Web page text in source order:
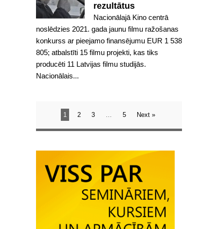
rezultātus
Nacionālajā Kino centrā
noslēdzies 2021. gada jaunu filmu ražošanas
konkurss ar pieejamo finansējumu EUR 1 538
805; atbalstīti 15 filmu projekti, kas tiks
producēti 11 Latvijas filmu studijās.
Nacionālais...
1 2 3 … 5 Next »